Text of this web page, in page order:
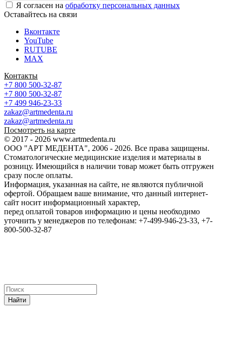
Я согласен на обработку персональных данных
Оставайтесь на связи
Вконтакте
YouTube
RUTUBE
MAX
Контакты
+7 800 500-32-87
+7 800 500-32-87
+7 499 946-23-33
zakaz@artmedenta.ru
zakaz@artmedenta.ru
Посмотреть на карте
© 2017 - 2026 www.artmedenta.ru
ООО "АРТ МЕДЕНТА", 2006 - 2026. Все права защищены.
Стоматологические медицинские изделия и материалы в
розницу. Имеющийся в наличии товар может быть отгружен
сразу после оплаты.
Информация, указанная на сайте, не являются публичной
офертой. Обращаем ваше внимание, что данный интернет-
сайт носит информационный характер,
перед оплатой товаров информацию и цены необходимо
уточнить у менеджеров по телефонам: +7-499-946-23-33, +7-
800-500-32-87
Найти